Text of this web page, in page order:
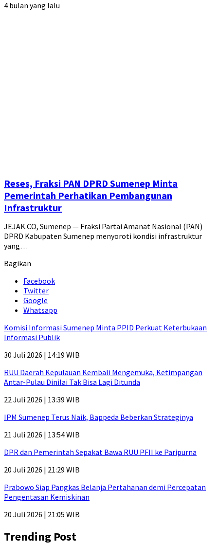
4 bulan yang lalu
Reses, Fraksi PAN DPRD Sumenep Minta
Pemerintah Perhatikan Pembangunan
Infrastruktur
JEJAK.CO, Sumenep — Fraksi Partai Amanat Nasional (PAN)
DPRD Kabupaten Sumenep menyoroti kondisi infrastruktur
yang…
Bagikan
Facebook
Twitter
Google
Whatsapp
Komisi Informasi Sumenep Minta PPID Perkuat Keterbukaan
Informasi Publik
30 Juli 2026 | 14:19 WIB
RUU Daerah Kepulauan Kembali Mengemuka, Ketimpangan
Antar-Pulau Dinilai Tak Bisa Lagi Ditunda
22 Juli 2026 | 13:39 WIB
IPM Sumenep Terus Naik, Bappeda Beberkan Strateginya
21 Juli 2026 | 13:54 WIB
DPR dan Pemerintah Sepakat Bawa RUU PFII ke Paripurna
20 Juli 2026 | 21:29 WIB
Prabowo Siap Pangkas Belanja Pertahanan demi Percepatan
Pengentasan Kemiskinan
20 Juli 2026 | 21:05 WIB
Trending Post